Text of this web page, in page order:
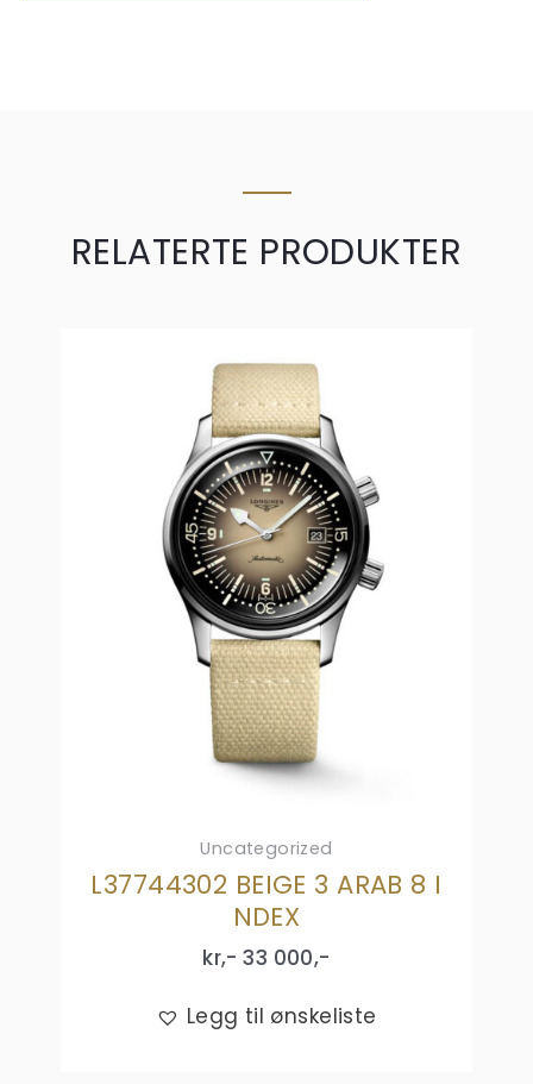
RELATERTE PRODUKTER
Uncategorized
L37744302 BEIGE 3 ARAB 8 I
NDEX
kr,- 33 000,-
Legg til ønskeliste